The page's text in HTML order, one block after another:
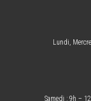
Lundi,
Samedi : 9h –